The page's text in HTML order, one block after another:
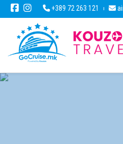
+389 72 263 121